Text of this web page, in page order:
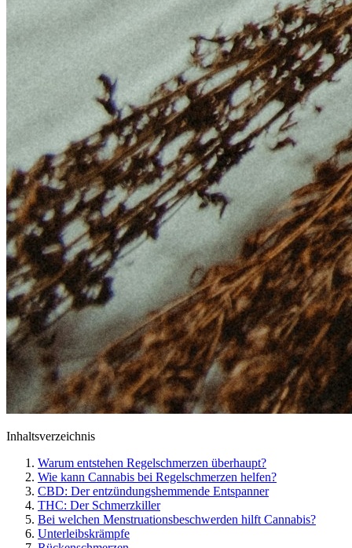
Inhaltsverzeichnis
Warum entstehen Regelschmerzen überhaupt?
Wie kann Cannabis bei Regelschmerzen helfen?
CBD: Der entzündungshemmende Entspanner
THC: Der Schmerzkiller
Bei welchen Menstruationsbeschwerden hilft Cannabis?
Unterleibskrämpfe